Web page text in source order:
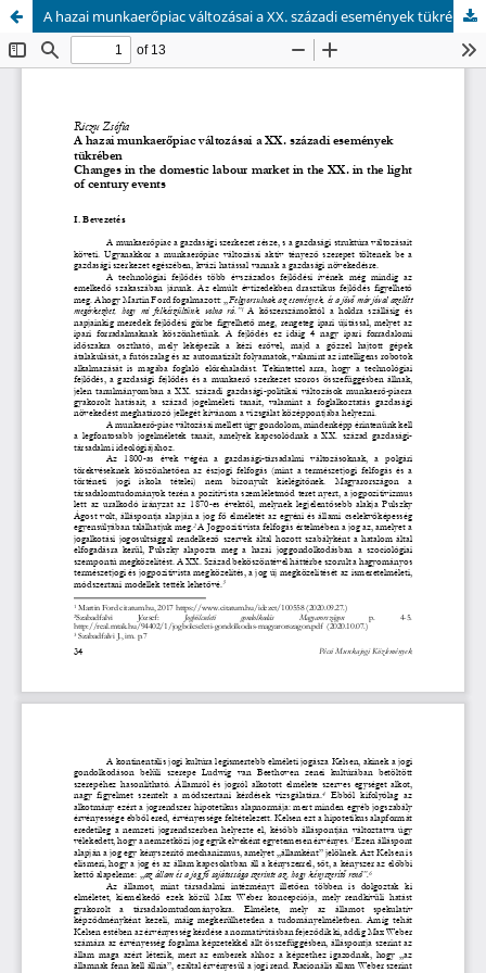
A hazai munkaerőpiac változásai a XX. századi események tükrében